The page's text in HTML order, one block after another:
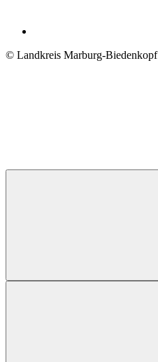
© Landkreis Marburg-Biedenkopf